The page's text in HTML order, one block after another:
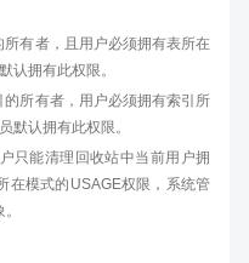
所有者，且用户必须拥有表所在
认拥有此权限。
所有者，用户必须拥有索引所
默认拥有此权限。
只能清理回收站中当前用户拥
在模式的USAGE权限，系统管